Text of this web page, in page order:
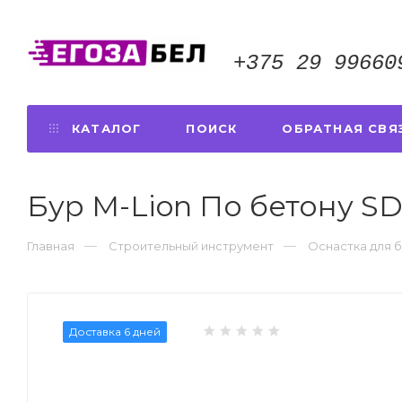
+375 29
КАТАЛОГ ПОИСК ОБРАТНАЯ
Бур M-Lion По бетону
Главная Строительный инструмент Оснастка для
Доставка 6 дней